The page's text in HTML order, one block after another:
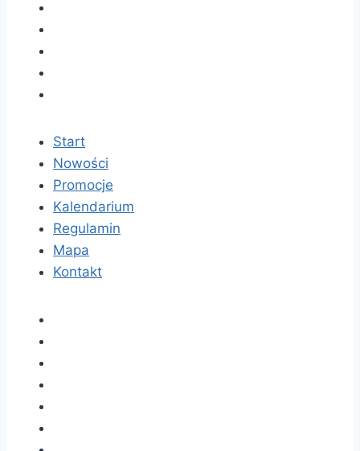
Start
Nowości
Promocje
Kalendarium
Regulamin
Mapa
Kontakt